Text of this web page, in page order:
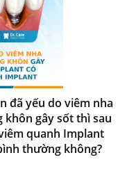
đã yếu do viêm nha
gây sốt thì sau
quanh Implant
thường không?